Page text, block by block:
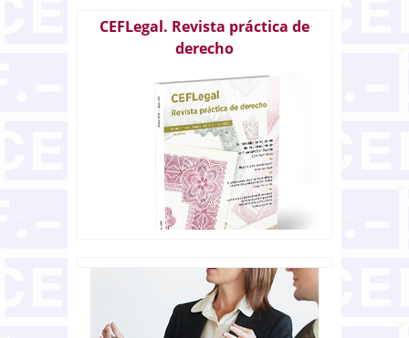
CEFLegal. Revista práctica de
derecho